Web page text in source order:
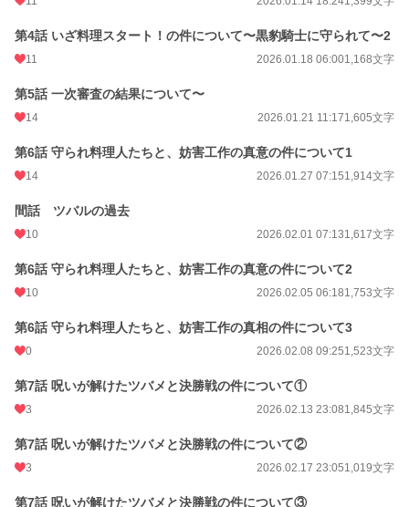
第4話 いざ料理スタート！の件について〜黒豹騎士に守られて〜2
11 2026.01.18 06:001,168文字
第5話 一次審査の結果について〜
14 2026.01.21 11:171,605文字
第6話 守られ料理人たちと、妨害工作の真意の件について1
14 2026.01.27 07:151,914文字
間話 ツバルの過去
10 2026.02.01 07:131,617文字
第6話 守られ料理人たちと、妨害工作の真意の件について2
10 2026.02.05 06:181,753文字
第6話 守られ料理人たちと、妨害工作の真相の件について3
0 2026.02.08 09:251,523文字
第7話 呪いが解けたツバメと決勝戦の件について①
3 2026.02.13 23:081,845文字
第7話 呪いが解けたツバメと決勝戦の件について②
3 2026.02.17 23:051,019文字
第7話 呪いが解けたツバメと決勝戦の件について③